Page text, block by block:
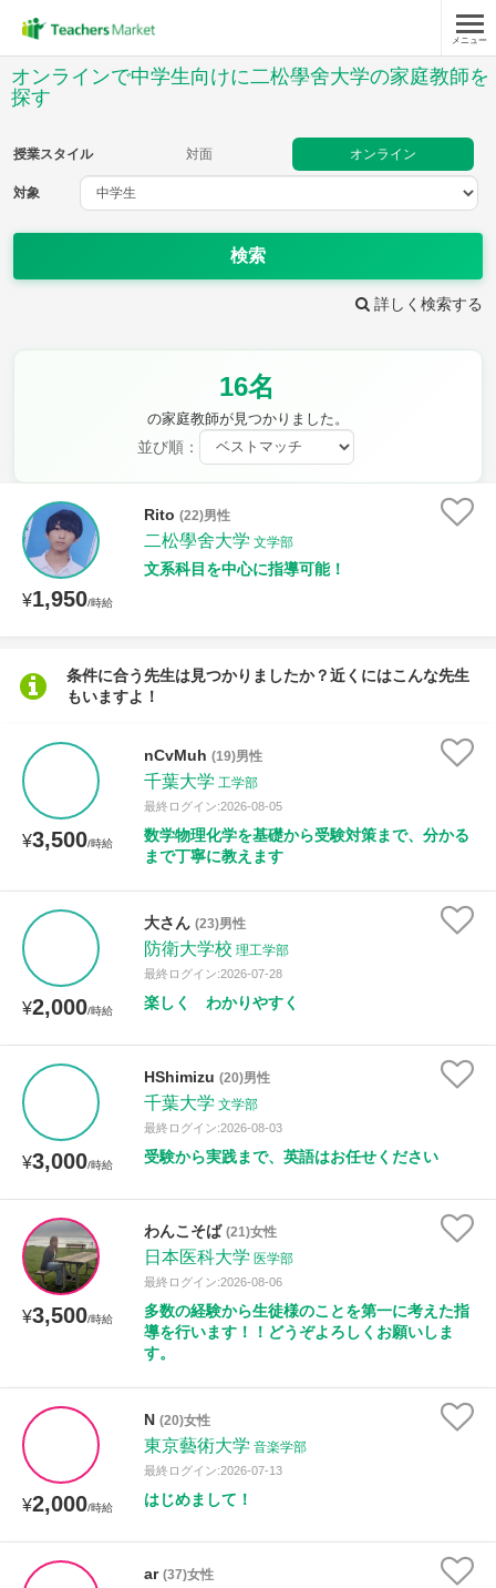
メニュー
オンラインで中学生向けに二松學舍大学の家庭教師を
探す
授業スタイル 対面 オンライン
対象
検索
詳しく検索する
16名
の家庭教師が見つかりました。
並び順：
¥1,950/時給
Rito (22)男性
二松學舍大学 文学部
文系科目を中心に指導可能！
条件に合う先生は見つかりましたか？近くにはこんな先生
もいますよ！
¥3,500/時給
nCvMuh (19)男性
千葉大学 工学部
最終ログイン:2026-08-05
数学物理化学を基礎から受験対策まで、分かる
まで丁寧に教えます
¥2,000/時給
大さん (23)男性
防衛大学校 理工学部
最終ログイン:2026-07-28
楽しく わかりやすく
¥3,000/時給
HShimizu (20)男性
千葉大学 文学部
最終ログイン:2026-08-03
受験から実践まで、英語はお任せください
¥3,500/時給
わんこそば (21)女性
日本医科大学 医学部
最終ログイン:2026-08-06
多数の経験から生徒様のことを第一に考えた指
導を行います！！どうぞよろしくお願いしま
す。
¥2,000/時給
N (20)女性
東京藝術大学 音楽学部
最終ログイン:2026-07-13
はじめまして！
ar (37)女性
対象
地理
時給：¥1,000 ～ ¥10,000
授業可能日
月曜日
年齢：18-101歳
性別